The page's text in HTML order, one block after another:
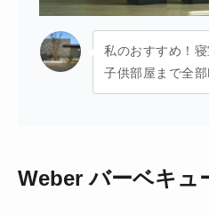
私のおすすめ！
子供部屋まで全部
Weber バーベキュ